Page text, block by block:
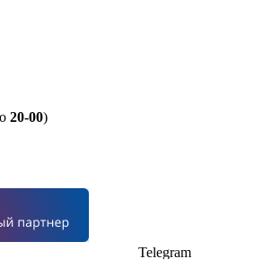
20-00)
Telegram